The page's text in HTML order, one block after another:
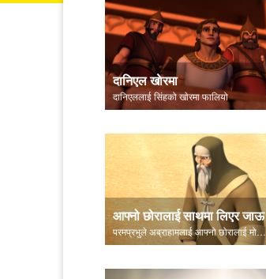
दानिएल खाेरमा
दानिएललाई सिंहको खाेरमा फालियो
आफ्नो छोरालाई साथमा लिएर जाऊ
परमप्रभुले अब्राहामलाई आफ्नो छोरालाई मोरियाहा देशमा लैजान भन्नुहुन्छ।